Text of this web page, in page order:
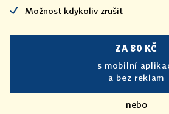
Možnost kdykoliv zrušit
ZA 80 KČ
s mobilní
a bez reklam
nebo